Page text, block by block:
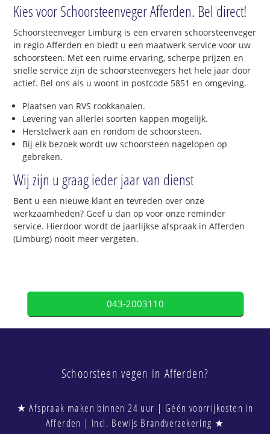
Kies voor Schoorsteenveger Afferden. Bel direct!
Schoorsteenveger Limburg is een ervaren schoorsteenveger
in regio Afferden en biedt u een maatwerk service voor uw
schoorsteen. Met een ruime ervaring, scherpe prijzen en
snelle service zijn de schoorsteenvegers het hele jaar door
actief. Bel ons als u woont in postcode 5851 en omgeving.
Plaatsen van RVS rookkanalen.
Levering van allerlei soorten kappen mogelijk.
Herstelwerk aan en rondom de schoorsteen.
Bij elk bezoek wordt uw schoorsteen nagelopen op
gebreken.
Wij zijn u graag ieder jaar van dienst
Bent u een nieuwe klant en tevreden over onze
werkzaamheden? Geef u dan op voor onze reminder
service. Hierdoor wordt de jaarlijkse afspraak in Afferden
(Limburg) nooit meer vergeten.
043-2003110
Schoorsteen vegen in Afferden?
★ Afspraak maken binnen 24 uur | Géén voorrijkosten in
Afferden | Incl. Bewijs Brandverzekering ★